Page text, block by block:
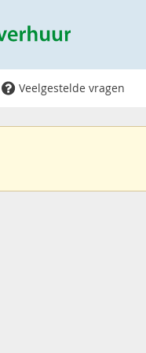
Veelgestelde vragen